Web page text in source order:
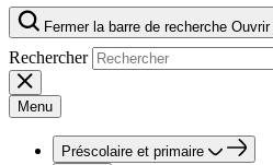
Fermer la barre de recherche Ouvrir
Rechercher
Menu
Préscolaire et primaire